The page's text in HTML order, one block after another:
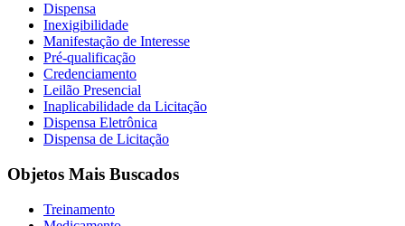
Dispensa
Inexigibilidade
Manifestação de Interesse
Pré-qualificação
Credenciamento
Leilão Presencial
Inaplicabilidade da Licitação
Dispensa Eletrônica
Dispensa de Licitação
Objetos Mais Buscados
Treinamento